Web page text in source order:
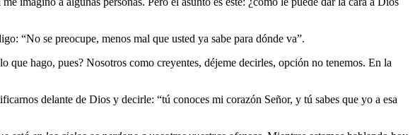
“No se preocupe, menos mal que usted ya sabe para dónde va”.
que hago, pues? Nosotros como creyentes, déjeme decirles, opción no tenemos. En la
delante de Dios y decirle: “tú conoces mi corazón Señor, y tú sabes que yo a esa